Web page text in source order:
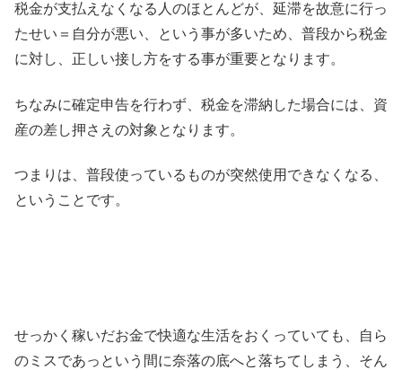
税金が支払えなくなる人のほとんどが、延滞を故意に行っ
たせい＝自分が悪い、という事が多いため、普段から税金
に対し、正しい接し方をする事が重要となります。
ちなみに確定申告を行わず、税金を滞納した場合には、資
産の差し押さえの対象となります。
つまりは、普段使っているものが突然使用できなくなる、
ということです。
せっかく稼いだお金で快適な生活をおくっていても、自ら
のミスであっという間に奈落の底へと落ちてしまう、そん